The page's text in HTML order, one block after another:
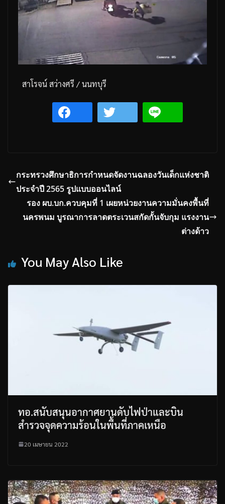
สาโรจน์สว่างศรี /นนทบุรี
กระทรวงศึกษาธิการกำหนดจัดงานฉลองวันเด็กแห่งชาติ
ประจำปี 2565 รูปแบบออนไลน์
รอง ผบ.บก.ควบคุมที่ 1 เผยหน่วยงานความมั่นคงพื้นที่
นครพนม บูรณาการลาดตระเวนสกัดกั้นจับกุม แรงงาน
ต่างด้าว
You May Also Like
ทอ.สนับสนุนอากาศยานดับไฟป่าและบิน
สำรวจจุดความร้อนในพื้นที่ภาคเหนือ
20 เมษายน 2022